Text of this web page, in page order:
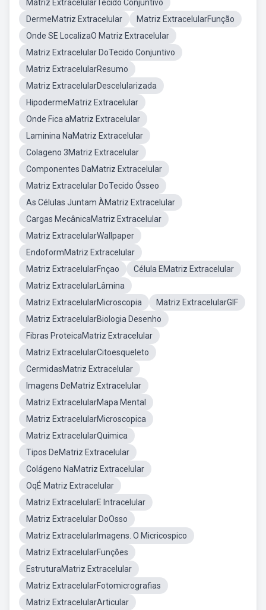
Matriz ExtracelularTecido Conjuntivo
DermeMatriz Extracelular
Matriz ExtracelularFunção
Onde SE LocalizaO Matriz Extracelular
Matriz Extracelular DoTecido Conjuntivo
Matriz ExtracelularResumo
Matriz ExtracelularDescelularizada
HipodermeMatriz Extracelular
Onde Fica aMatriz Extracelular
Laminina NaMatriz Extracelular
Colageno 3Matriz Extracelular
Componentes DaMatriz Extracelular
Matriz Extracelular DoTecido Ósseo
As Células Juntam ÀMatriz Extracelular
Cargas MecânicaMatriz Extracelular
Matriz ExtracelularWallpaper
EndoformMatriz Extracelular
Matriz ExtracelularFnçao
Célula EMatriz Extracelular
Matriz ExtracelularLâmina
Matriz ExtracelularMicroscopia
Matriz ExtracelularGIF
Matriz ExtracelularBiologia Desenho
Fibras ProteicaMatriz Extracelular
Matriz ExtracelularCitoesqueleto
CermidasMatriz Extracelular
Imagens DeMatriz Extracelular
Matriz ExtracelularMapa Mental
Matriz ExtracelularMicroscopica
Matriz ExtracelularQuimica
Tipos DeMatriz Extracelular
Colágeno NaMatriz Extracelular
OqÉ Matriz Extracelular
Matriz ExtracelularE Intracelular
Matriz Extracelular DoOsso
Matriz ExtracelularImagens. O Micricospico
Matriz ExtracelularFunções
EstruturaMatriz Extracelular
Matriz ExtracelularFotomicrografias
Matriz ExtracelularArticular